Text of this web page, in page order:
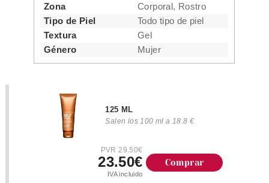
Zona
Corporal, Rostro
Tipo de Piel
Todo tipo de piel
Textura
Gel
Género
Mujer
125 ML
Salen los 100 ml a 18.8 €
PVR 29.50€
23.50€
IVA incluido
Comprar